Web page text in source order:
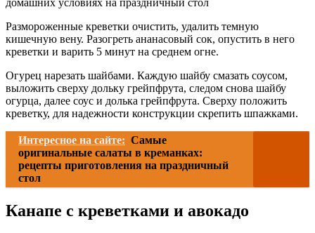
Размороженные креветки очистить, удалить темную
кишечную вену. Разогреть ананасовый сок, опустить в него
креветки и варить 5 минут на среднем огне.
Огурец нарезать шайбами. Каждую шайбу смазать соусом,
выложить сверху дольку грейпфрута, следом снова шайбу
огурца, далее соус и долька грейпфрута. Сверху положить
креветку, для надежности конструкции скрепить шпажками.
Интересное на сайте: Самые
оригинальные салаты в креманках:
рецепты приготовления на праздничный
стол
Канапе с креветками и авокадо